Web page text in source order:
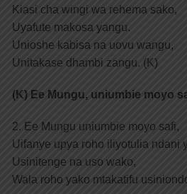
Kiasi cha wingi wa rehema sako,
Uyafute makosa yangu.
Unioshe kabisa na uovu wangu,
Unitakase dhambi zangu. (K)
(K) Ee Mungu, uniumbie moyo
2. Ee Mungu uniumbie moyo safi,
Uifanye upya roho iliyotulia ndani
Usinitenge na uso wako,
Wala roho yako mtakatifu